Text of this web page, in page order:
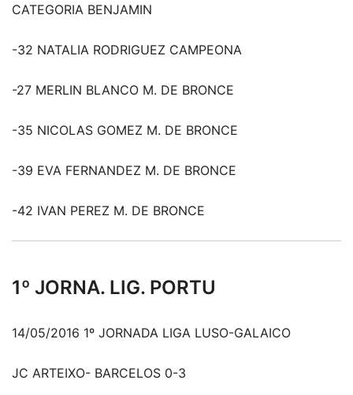
CATEGORIA BENJAMIN
-32 NATALIA RODRIGUEZ CAMPEONA
-27 MERLIN BLANCO M. DE BRONCE
-35 NICOLAS GOMEZ M. DE BRONCE
-39 EVA FERNANDEZ M. DE BRONCE
-42 IVAN PEREZ M. DE BRONCE
1º JORNA. LIG. PORTU
14/05/2016 1º JORNADA LIGA LUSO-GALAICO
JC ARTEIXO- BARCELOS 0-3